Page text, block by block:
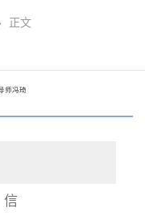
正文
师冯琦
信